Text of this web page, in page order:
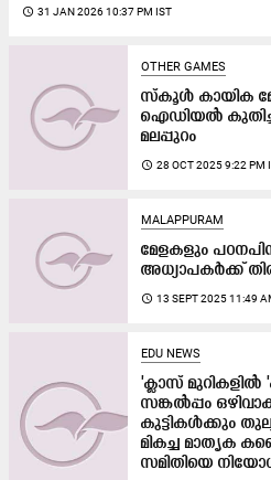
access_time 31 JAN 2026 10:37 PM IST
OTHER GAMES
സ്കൂൾ കായിക
ഐഡിയൽ
മലപ്പുറം
access_time 28 OCT 2025 9:22 PM
MALAPPURAM
മേളകളും
അധ്യാപകർക്ക്
access_time 13 SEPT 2025 11:49
EDU NEWS
'ക്ലാസ്
സങ്കൽപ്പം
കുട്ടികൾക്കും
മികച്ച മാതൃക
സമിതിയെ